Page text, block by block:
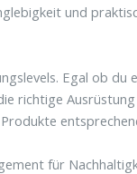
und
Egal ob
richtige
für